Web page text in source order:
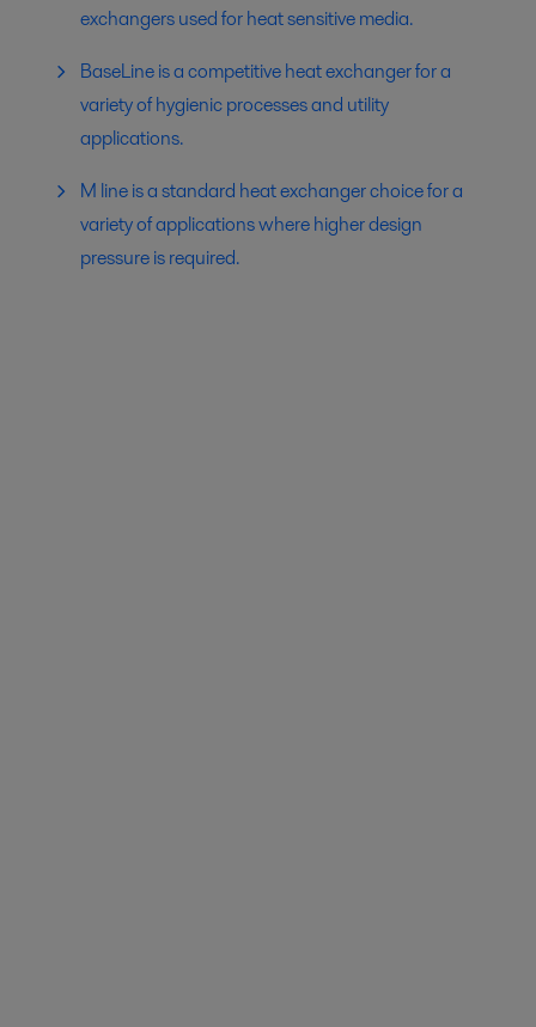
exchangers used for heat sensitive media.
BaseLine is a competitive heat exchanger for a
variety of hygienic processes and utility
applications.
M line is a standard heat exchanger choice for a
variety of applications where higher design
pressure is required.